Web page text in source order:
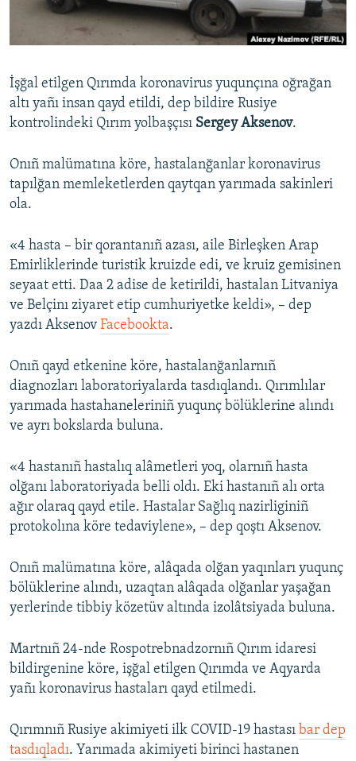
Українською
İşğal etilgen Qırımda koronavirus yuqunçına oğrağan
altı yañı insan qayd etildi, dep bildire Rusiye
kontrolindeki Qırım yolbaşçısı Sergey Aksenov.
Onıñ malümatına köre, hastalanğanlar koronavirus
tapılğan memleketlerden qaytqan yarımada sakinleri
ola.
«4 hasta – bir qorantanıñ azası, aile Birleşken Arap
Emirliklerinde turistik kruizde edi, ve kruiz gemisinen
seyaat etti. Daa 2 adise de ketirildi, hastalan Litvaniya
ve Belçinı ziyaret etip cumhuriyetke keldi», – dep
yazdı Aksenov Facebookta.
Onıñ qayd etkenine köre, hastalanğanlarnıñ
diagnozları laboratoriyalarda tasdıqlandı. Qırımlılar
yarımada hastahaneleriniñ yuqunç bölüklerine alındı
ve ayrı bokslarda buluna.
«4 hastanıñ hastalıq alâmetleri yoq, olarnıñ hasta
olğanı laboratoriyada belli oldı. Eki hastanıñ alı orta
ağır olaraq qayd etile. Hastalar Sağlıq nazirliginiñ
protokolına köre tedaviylene», – dep qoştı Aksenov.
Onıñ malümatına köre, alâqada olğan yaqınları yuqunç
bölüklerine alındı, uzaqtan alâqada olğanlar yaşağan
yerlerinde tibbiy közetüv altında izolâtsiyada buluna.
Martnıñ 24-nde Rospotrebnadzornıñ Qırım idaresi
bildirgenine köre, işğal etilgen Qırımda ve Aqyarda
yañı koronavirus hastaları qayd etilmedi.
Qırımnıñ Rusiye akimiyeti ilk COVID-19 hastası bar dep
tasdıqladı. Yarımada akimiyeti birinci hastanen